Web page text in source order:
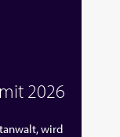
2026
wird